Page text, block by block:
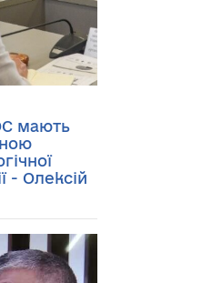
мають
- Олексій